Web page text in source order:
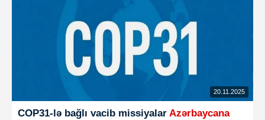
20.11.2025
COP31-lə bağlı vacib missiyalar Azərbaycana